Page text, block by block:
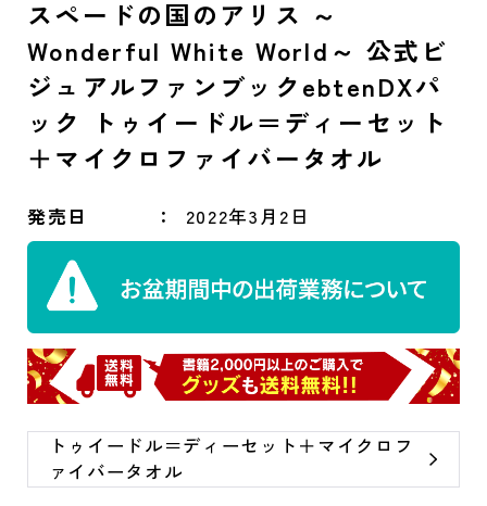
スペードの国のアリス ～
Wonderful White World～ 公式ビ
ジュアルファンブックebtenDXパ
ック トゥイードル＝ディーセット
＋マイクロファイバータオル
発売日 2022年3月2日
トゥイードル＝ディーセット＋マイクロフ
ァイバータオル